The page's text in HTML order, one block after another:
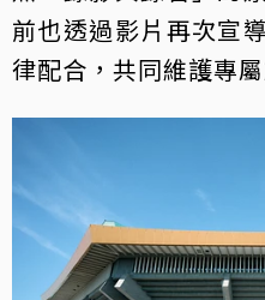
前也透過影片再次宣
律配合，共同維護專